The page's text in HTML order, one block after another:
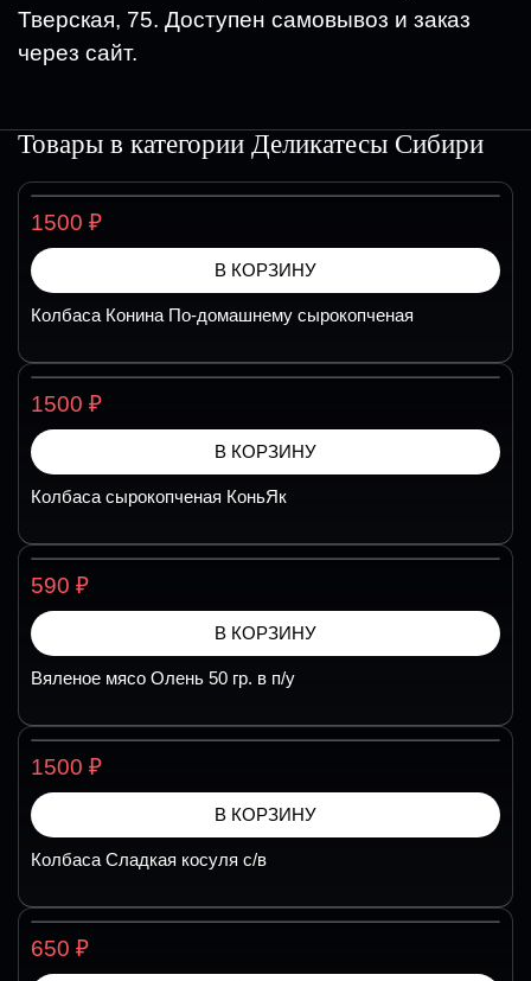
Тверская, 75. Доступен самовывоз и заказ
через сайт.
Товары в категории Деликатесы Сибири
1500 ₽
В КОРЗИНУ
Колбаса Конина По-домашнему сырокопченая
1500 ₽
В КОРЗИНУ
Колбаса сырокопченая КоньЯк
590 ₽
В КОРЗИНУ
Вяленое мясо Олень 50 гр. в п/у
1500 ₽
В КОРЗИНУ
Колбаса Сладкая косуля с/в
650 ₽